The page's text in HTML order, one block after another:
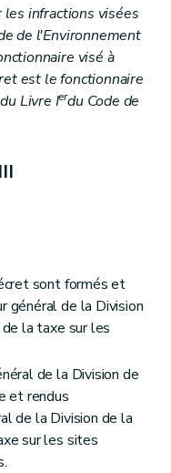
les infractions visées
de l'Environnement
visé à
est le fonctionnaire
Livre Ierdu Code de
sont formés et
général de la Division
la taxe sur les
de la Division de
et rendus
de la Division de la
sur les sites